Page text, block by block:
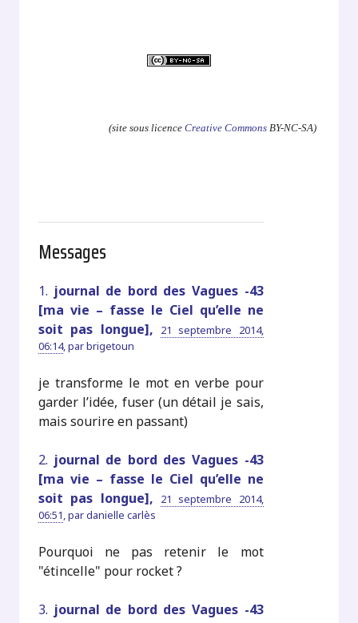
(site sous licence Creative CommonsBY-NC-SA)
Messages
1. journal de bord des Vagues -43
[ma vie – fasse le Ciel qu’elle ne
soit pas longue],
21 septembre 2014,
06:14,parbrigetoun
je transforme le mot en verbe pour
garder l’idée, fuser (un détail je sais,
mais sourire en passant)
2. journal de bord des Vagues -43
[ma vie – fasse le Ciel qu’elle ne
soit pas longue],
21 septembre 2014,
06:51,pardanielle carlès
Pourquoi ne pas retenir le mot
"étincelle" pour rocket ?
3. journal de bord des Vagues -43